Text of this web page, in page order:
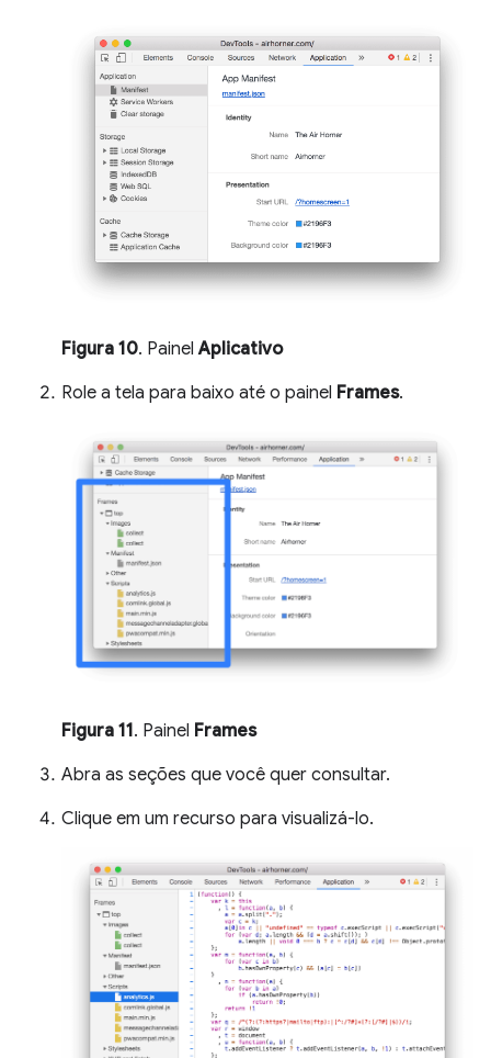
Figura 10. PainelAplicativo
Role a tela para baixo até o painel Frames.
Figura 11. Painel Frames
Abra as seções que você quer consultar.
Clique em um recurso para visualizá-lo.